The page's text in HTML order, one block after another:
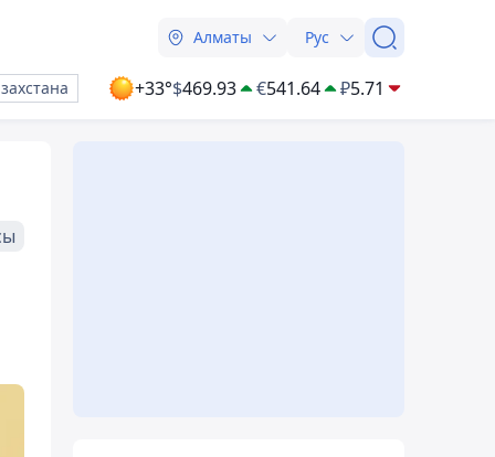
Алматы Рус
+33°$469.93 €541.64 ₽5.71